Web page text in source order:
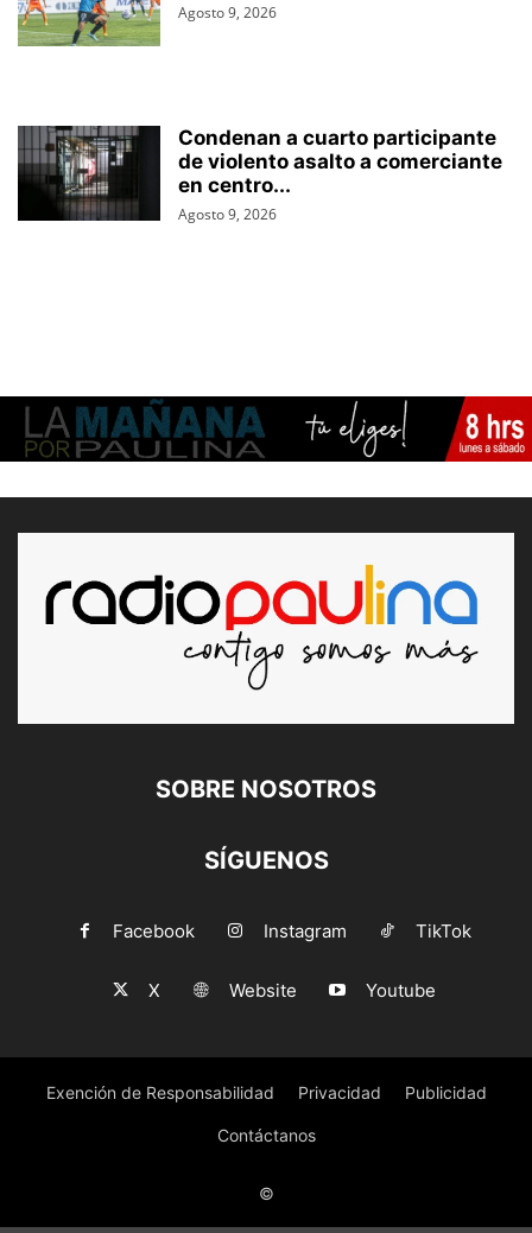
Agosto 9, 2026
Condenan a cuarto participante
de violento asalto a comerciante
en centro...
Agosto 9, 2026
SOBRE NOSOTROS
SÍGUENOS
Facebook Instagram TikTok
X Website Youtube
Exención de Responsabilidad Privacidad Publicidad
Contáctanos
©